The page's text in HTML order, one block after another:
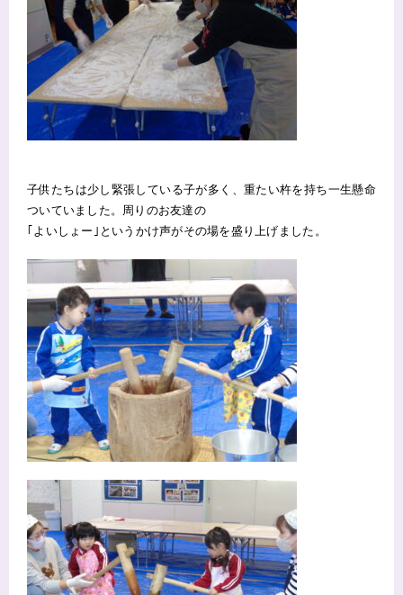
子供たちは少し緊張している子が多く、重たい杵を持ち一生懸命
ついていました。周りのお友達の
｢よいしょー｣というかけ声がその場を盛り上げました。